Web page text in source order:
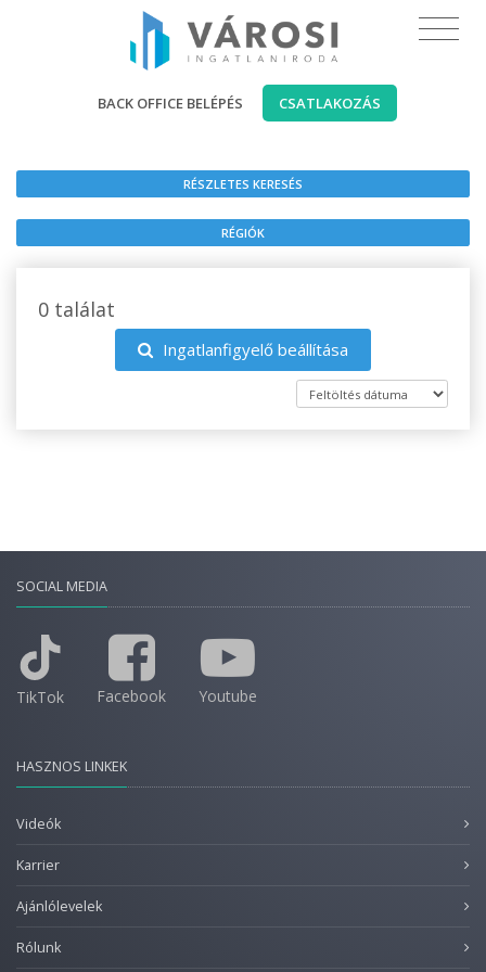
BACK OFFICE BELÉPÉS CSATLAKOZÁS
RÉSZLETES KERESÉS
RÉGIÓK
0 találat
Ingatlanfigyelő beállítása
SOCIAL MEDIA
TikTok Facebook Youtube
HASZNOS LINKEK
Videók
Karrier
Ajánlólevelek
Rólunk